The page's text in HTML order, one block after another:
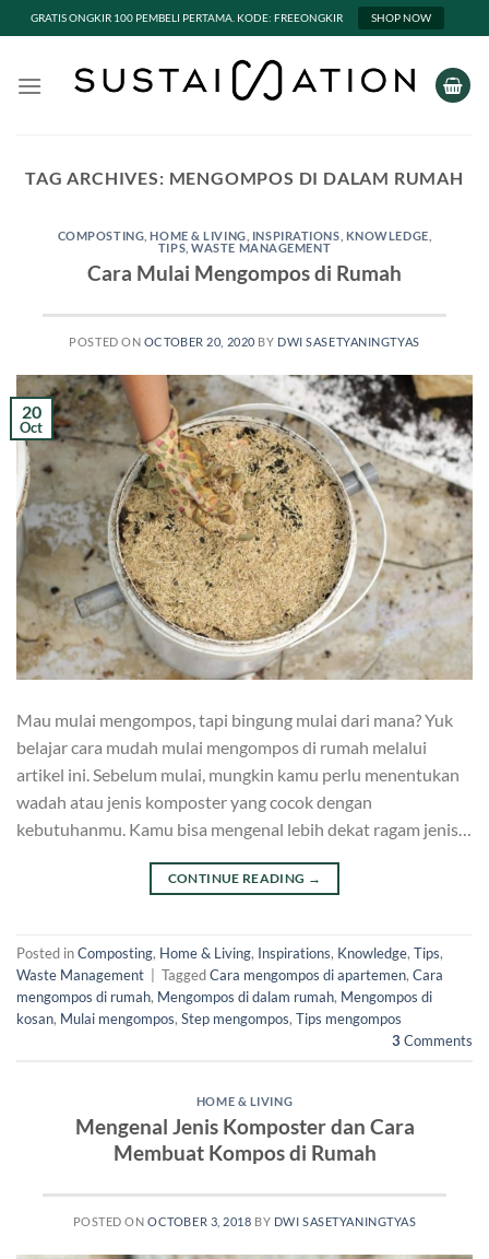
GRATIS ONGKIR 100 PEMBELI PERTAMA. KODE: FREEONGKIR SHOP NOW
TAG ARCHIVES: MENGOMPOS DI DALAM RUMAH
COMPOSTING ,HOME & LIVING INSPIRATIONS KNOWLEDGE
TIPS ,WASTE MANAGEMENT
Cara Mulai Mengompos di Rumah
POSTED ON OCTOBER 20, 2020 BY DWI SASETYANINGTYAS
20
Oct
Mau mulai mengompos, tapi bingung mulai dari mana? Yuk
belajar cara mudah mulai mengompos di rumah melalui
artikel ini. Sebelum mulai, mungkin kamu perlu menentukan
wadah atau jenis komposter yang cocok dengan
kebutuhanmu. Kamu bisa mengenal lebih dekat ragam jenis…
CONTINUE READING →
Posted inComposting, Home & Living, Inspirations, Knowledge, Tips,
Waste Management
TaggedCara mengompos di apartemen, Cara
mengompos di rumah, Mengompos di dalam rumah, Mengompos di
kosan, Mulai mengompos, Step mengompos, Tips mengompos
3 Comments
HOME & LIVING
Mengenal Jenis Komposter dan Cara
Membuat Kompos di Rumah
POSTED ONOCTOBER 3, 2018 BY DWI SASETYANINGTYAS